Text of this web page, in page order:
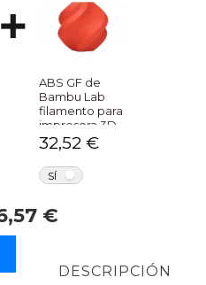
ABS GF de
Bambu Lab
filamento para
impresora 3D
32,52 €
SÍ
€
DESCRIPCIÓN